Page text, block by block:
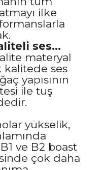
ilke
ses...
materyal
kalitede ses
yapısının
ile tuş
yükselik,
ve B2 boast
çok daha